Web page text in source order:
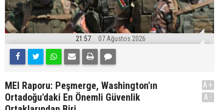
21:57 07 Ağustos 2026
MEI Raporu: Peşmerge, Washington'ın
Ortadoğu'daki En Önemli Güvenlik
A+
A-